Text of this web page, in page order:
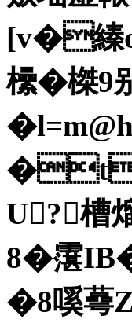
[v�縥o
欙�榤
�
�t
U?槽
8�霮
�8嗘蕚